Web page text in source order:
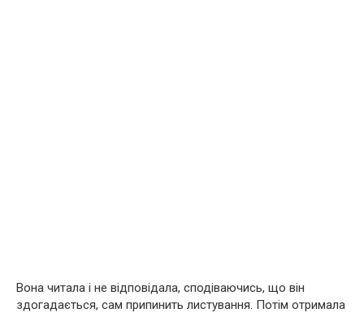
Вона читала і не відповідала, сподіваючись, що він
здогадається, сам припинить листування. Потім отримала